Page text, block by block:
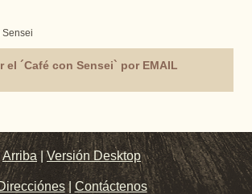
Sensei
el ´Café con Sensei` por EMAIL
Arriba |Versión Desktop
| Contáctenos